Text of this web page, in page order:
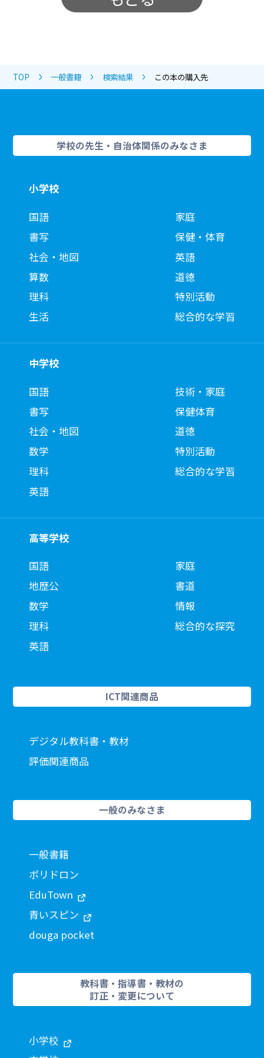
TOP 一般書籍 検索結果 この本の購入先
学校の先生・自治体関係のみなさま
小学校
国語
書写
社会・地図
算数
理科
生活
家庭
保健・体育
英語
道徳
特別活動
総合的な学習
中学校
国語
書写
社会・地図
数学
理科
英語
技術・家庭
保健体育
道徳
特別活動
総合的な学習
高等学校
国語
地歴公
数学
理科
英語
家庭
書道
情報
総合的な探究
ICT関連商品
デジタル教科書・教材
評価関連商品
一般のみなさま
一般書籍
ポリドロン
EduTown
青いスピン
douga pocket
教科書・指導書・教材の
訂正・変更について
小学校